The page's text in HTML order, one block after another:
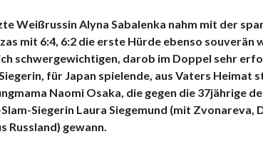
Weißrussin Alyna Sabalenka nahm mit der
mit 6:4, 6:2 die erste Hürde ebenso souverän
schwergewichtigen, darob im Doppel sehr
für Japan spielende, aus Vaters Heimat
Naomi Osaka, die gegen die 37jährige
Siegerin Laura Siegemund (mit Zvonareva,
Russland) gewann.